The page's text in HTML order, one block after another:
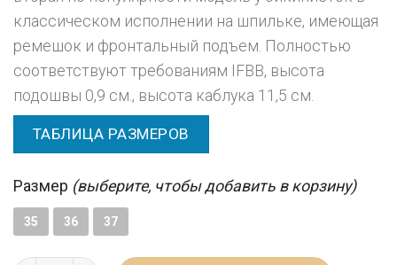
классическом исполнении на шпильке, имеющая
ремешок и фронтальный подъем. Полностью
соответствуют требованиям IFBB, высота
подошвы 0,9 см., высота каблука 11,5 см.
ТАБЛИЦА РАЗМЕРОВ
Размер (выберите, чтобы добавить в корзину)
35 36 37